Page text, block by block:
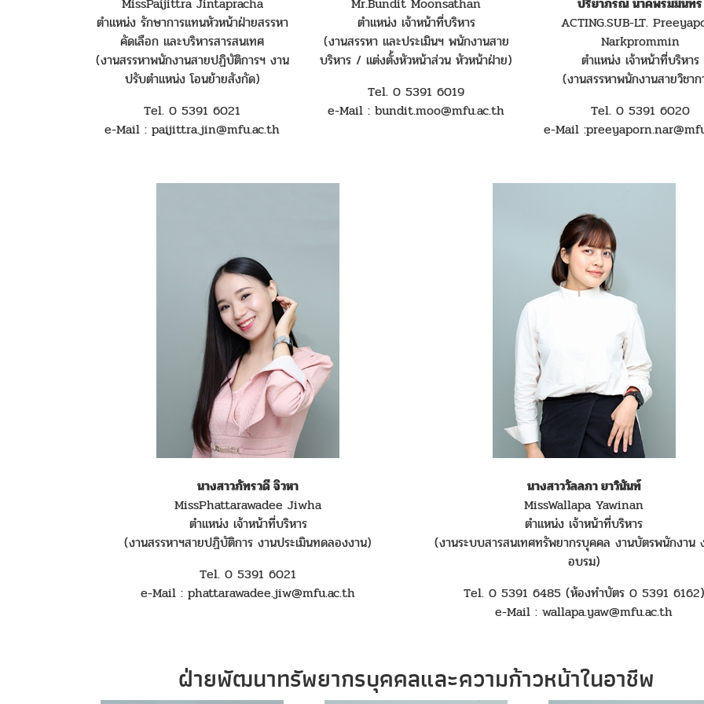
ตำแหน่ง รักษาการแทนหัวหน้าฝ่ายสรรหา
คัดเลือก และบริหารสารสนเทศ
(งานสรรหาพนักงานสายปฏิบัติการฯ งาน
ปรับตำแหน่ง โอนย้ายสังกัด)
Tel. 0 5391 6021
e-Mail : paijittra.jin@mfu.ac.th
ตำแหน่ง เจ้าหน้าที่บริหาร
(งานสรรหา และประเมินฯ พนักงานสาย
บริหาร / แต่งตั้งหัวหน้าส่วน หัวหน้าฝ่าย)
Tel. 0 5391 6019
e-Mail : bundit.moo@mfu.ac.th
ACTING.SUB-LT.
Narkprommin
ตำแหน่ง เจ้าหน้าที่บริหาร
(งานสรรหาพนักงานสายวิชาก
Tel. 0 5391 6020
e-Mail
นางสาวภัทรวดี จิวหา
MissPhattarawadee Jiwha
ตำแหน่ง เจ้าหน้าที่บริหาร
(งานสรรหาฯสายปฏิบัติการ งานประเมินทดลองงาน)
Tel. 0 5391 6021
e-Mail : phattarawadee.jiw@mfu.ac.th
นางสาววัลลภา ยาวินันท์
MissWallapa Yawinan
ตำแหน่ง เจ้าหน้าที่บริหาร
(งานระบบสารสนเทศทรัพยากรบุคคล งานบัตรพนักงาน
อบรม)
Tel. 0 5391 6485 (ห้องทำบัตร 0 5391 6162)
e-Mail : wallapa.yaw@mfu.ac.th
ฝ่ายพัฒนาทรัพยากรบุคคลและความก้าวหน้าในอาชีพ